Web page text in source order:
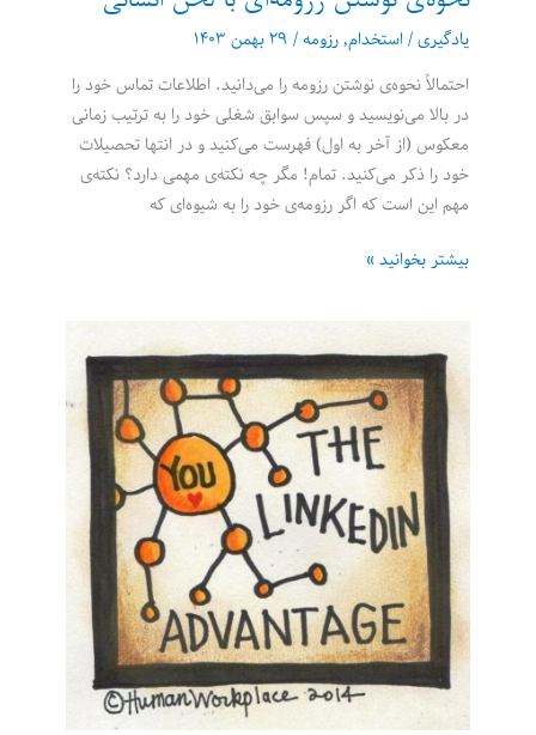
یادگیری/استخدام,رزومه/ ۲۹ بهمن ۱۴۰۳
احتمالاً نحوه‌ی نوشتن رزومه را می‌دانید. اطلاعات تماس خود را
در بالا می‌نویسید و سپس سوابق شغلی خود را به ترتیب زمانی
معکوس (از آخر به اول) فهرست می‌کنید و در انتها تحصیلات
خود را ذکر می‌کنید. تمام! مگر چه نکته‌ی مهمی دارد؟ نکته‌ی
مهم این است که اگر رزومه‌ی خود را به شیوه‌ای که
نحوه‌ی
رزومه‌ای
لحن
انسانی
بیشتر بخوانید »